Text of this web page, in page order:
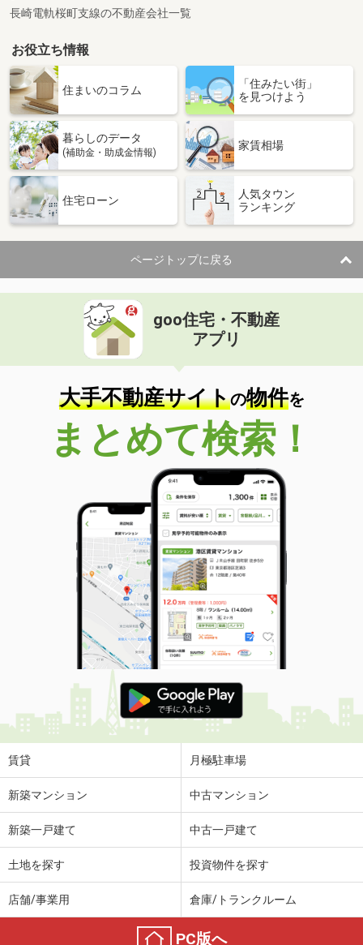
長崎電軌桜町支線の不動産会社一覧
お役立ち情報
住まいのコラム
「住みたい街」
を見つけよう
暮らしのデータ
(補助金・助成金情報)
家賃相場
住宅ローン
人気タウン
ランキング
ページトップに戻る
goo住宅・不動産
アプリ
大手不動産サイトの物件を
まとめて検索！
賃貸 月極駐車場
新築マンション 中古マンション
新築一戸建て 中古一戸建て
土地を探す 投資物件を探す
店舗/事業用 倉庫/トランクルーム
PC版へ